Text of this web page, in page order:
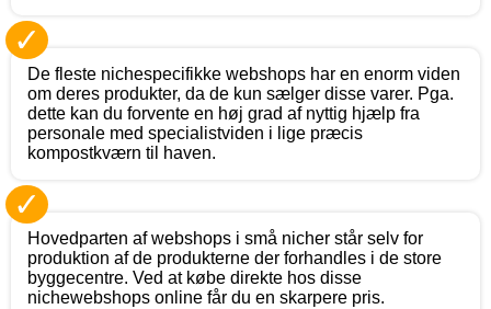
✓
De fleste nichespecifikke webshops har en enorm viden
om deres produkter, da de kun sælger disse varer. Pga.
dette kan du forvente en høj grad af nyttig hjælp fra
personale med specialistviden i lige præcis
kompostkværn til haven.
✓
Hovedparten af webshops i små nicher står selv for
produktion af de produkterne der forhandles i de store
byggecentre. Ved at købe direkte hos disse
nichewebshops online får du en skarpere pris.